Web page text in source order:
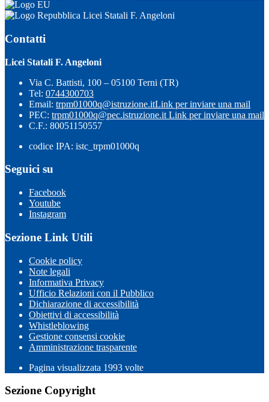
Licei Statali F. Angeloni
Contatti
Licei Statali F. Angeloni
Via C. Battisti, 100 – 05100 Terni (TR)
Tel: 0744300703
Email: trpm01000q@istruzione.itLink per inviare una mail
PEC: trpm01000q@pec.istruzione.it Link per inviare una mail
C.F.: 80051150557
codice IPA: istc_trpm01000q
Seguici su
Facebook
Youtube
Instagram
Sezione Link Utili
Cookie policy
Note legali
Informativa Privacy
Ufficio Relazioni con il Pubblico
Dichiarazione di accessibilità
Obiettivi di accessibilità
Whistleblowing
Gestione consensi cookie
Amministrazione trasparente
Pagina visualizzata 1993 volte
Sezione Copyright